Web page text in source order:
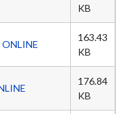
KB
163.43
KB
176.84
KB